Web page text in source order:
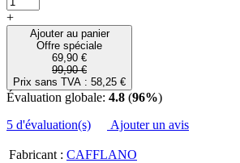
+
Ajouter au panier
Offre spéciale
69,90 €
99,90 €
Prix sans TVA : 58,25 €
Évaluation globale: 4.8 (96%)
5 d'évaluation(s)
Ajouter un avis
Fabricant : CAFFLANO